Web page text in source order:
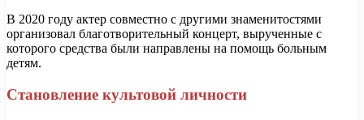
В 2020 году актер совместно с другими знаменитостями
организовал благотворительный концерт, вырученные с
которого средства были направлены на помощь больным
детям.
Становление культовой личности